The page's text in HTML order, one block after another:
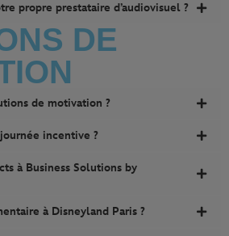
propre prestataire d’audiovisuel ?
DE
de motivation ?
incentive ?
à Business Solutions by
à Disneyland Paris ?